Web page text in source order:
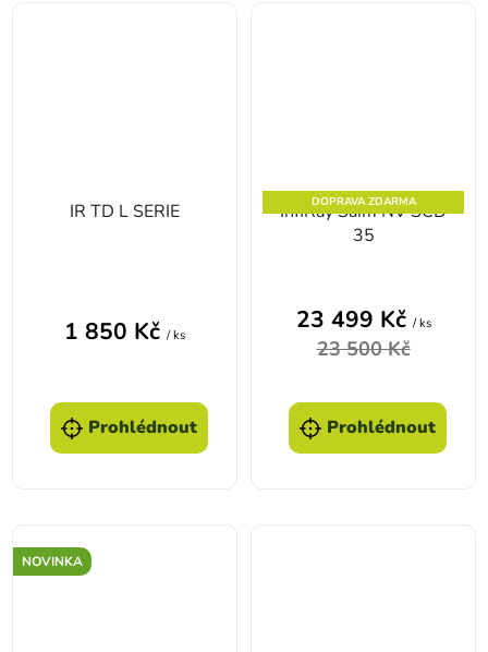
IR TD L SERIE
1 850 Kč / ks
Prohlédnout
DOPRAVA ZDARMA
InfiRay Saim NV SCD
35
23 499 Kč / ks
23 500 Kč
Prohlédnout
NOVINKA